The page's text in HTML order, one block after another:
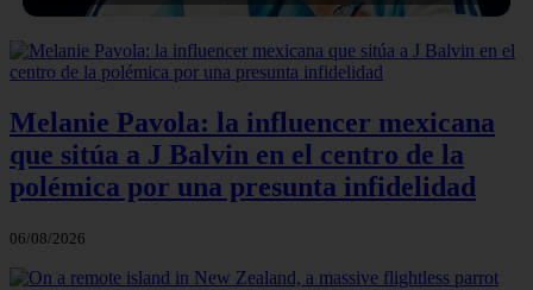
Melanie Pavola: la influencer mexicana
que sitúa a J Balvin en el centro de la
polémica por una presunta infidelidad
06/08/2026